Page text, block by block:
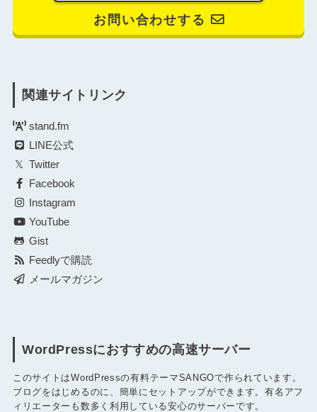
お問い合わせする
関連サイトリンク
stand.fm
LINE公式
Twitter
Facebook
Instagram
YouTube
Gist
Feedlyで購読
メールマガジン
WordPressにおすすめの高速サーバー
このサイトはWordPressの有料テーマSANGOで作られています。
ブログをはじめるのに、簡単にセットアップができます。有名アフ
ィリエーターも数多く利用している安心のサーバーです。